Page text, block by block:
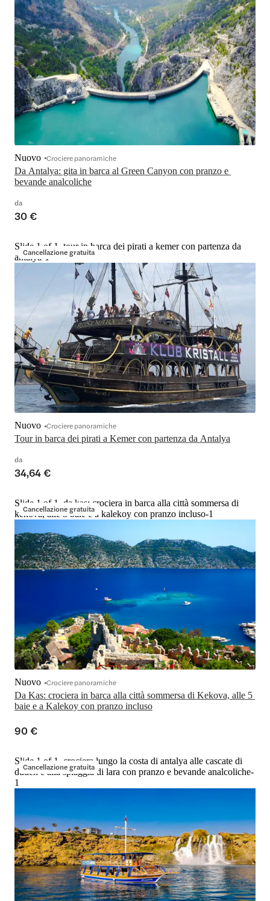
Da Antalya: gita in barca al Green Canyon con pranzo e
bevande analcoliche
Nuovo Crociere panoramiche
da
30 €
Cancellazione gratuita
Slide 1 of 1, tour in barca dei pirati a kemer con partenza da
antalya-1
Tour in barca dei pirati a Kemer con partenza da Antalya
Nuovo Crociere panoramiche
da
34,64 €
Cancellazione gratuita
Slide 1 of 1, da kas: crociera in barca alla città sommersa di
kekova, alle 5 baie e a kalekoy con pranzo incluso-1
Da Kas: crociera in barca alla città sommersa di Kekova, alle 5
baie e a Kalekoy con pranzo incluso
Nuovo Crociere panoramiche
90 €
Cancellazione gratuita
Slide 1 of 1, crociera lungo la costa di antalya alle cascate di
duden e alla spiaggia di lara con pranzo e bevande analcoliche-
1